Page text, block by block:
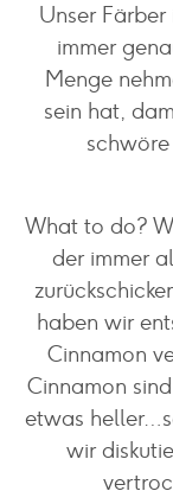
Unser
immer
Menge
sein hat,
schwöre
What to do?
der immer
haben wir
Cinnamon
Cinnamon
etwas
wir